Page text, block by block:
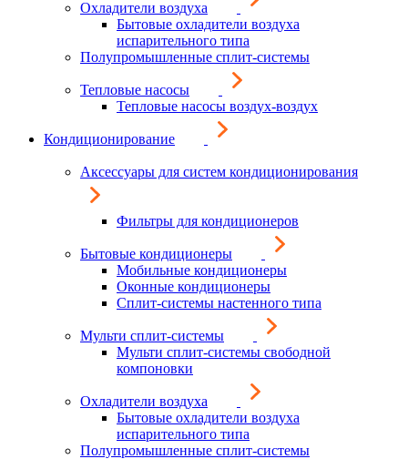
Охладители воздуха
Бытовые охладители воздуха
испарительного типа
Полупромышленные сплит-системы
Тепловые насосы
Тепловые насосы воздух-воздух
Кондиционирование
Аксессуары для систем кондиционирования
Фильтры для кондиционеров
Бытовые кондиционеры
Мобильные кондиционеры
Оконные кондиционеры
Сплит-системы настенного типа
Мульти сплит-системы
Мульти сплит-системы свободной
компоновки
Охладители воздуха
Бытовые охладители воздуха
испарительного типа
Полупромышленные сплит-системы